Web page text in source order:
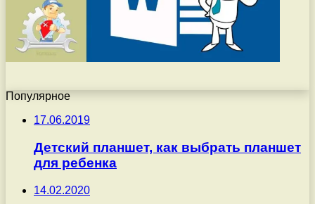
Популярное
17.06.2019
Детский планшет, как выбрать планшет
для ребенка
14.02.2020